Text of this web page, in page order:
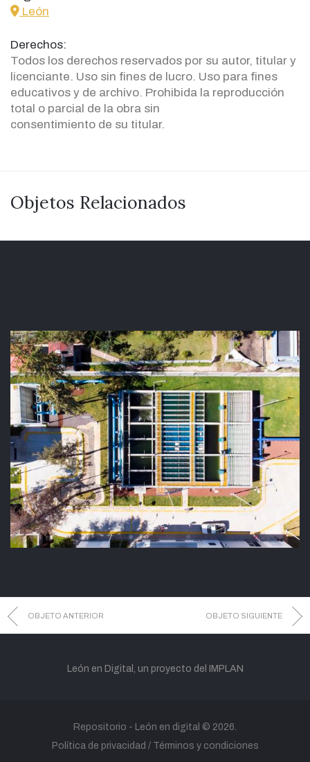
icon
León
Derechos:
Todos los derechos reservados por su autor, titular y
licenciante. Uso sin fines de lucro. Uso para fines
educativos y de archivo. Prohibida la reproducción
total o parcial de la obra sin
consentimiento de su titular.
Objetos Relacionados
OBJETO ANTERIOR OBJETO SIGUIENTE
León en Digital, un proyecto del IMPLAN
Repositorio - León en digital © 2026.
Política de privacidad
Términos y condiciones